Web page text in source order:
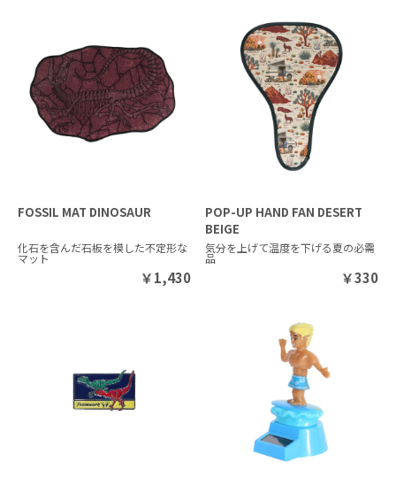
FOSSIL MAT DINOSAUR
化石を含んだ石板を模した不定形な
マット
￥1,430
POP-UP HAND FAN DESERT
BEIGE
気分を上げて温度を下げる夏の必需
品
￥330